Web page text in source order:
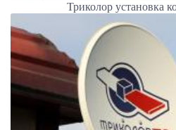
Триколор установка